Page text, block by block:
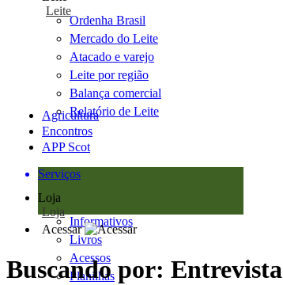
Leite
Ordenha Brasil
Mercado do Leite
Atacado e varejo
Leite por região
Balança comercial
Relatório de Leite
Agricultura
Encontros
APP Scot
Serviços
Loja
Loja
Informativos
Livros
Acessos
Planilhas
Acessar
Buscando por: Entrevista